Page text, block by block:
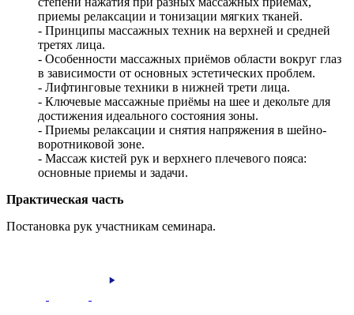
приемы релаксации и тонизации мягких тканей.
- Принципы массажных техник на верхней и средней
третях лица.
- Особенности массажных приёмов области вокруг глаз
в зависимости от основных эстетических проблем.
- Лифтинговые техники в нижней трети лица.
- Ключевые массажные приёмы на шее и декольте для
достижения идеального состояния зоны.
- Приемы релаксации и снятия напряжения в шейно-
воротниковой зоне.
- Массаж кистей рук и верхнего плечевого пояса:
основные приемы и задачи.
Практическая часть
Постановка рук участникам семинара.